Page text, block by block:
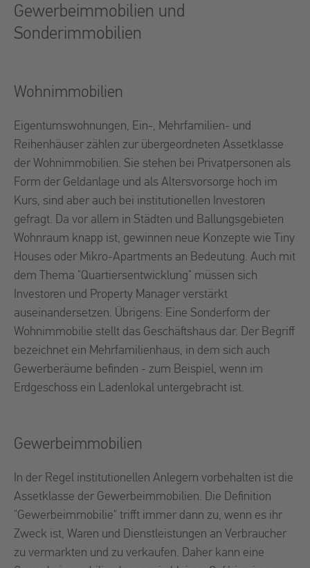
Gewerbeimmobilien und
Sonderimmobilien
Wohnimmobilien
Eigentumswohnungen, Ein-, Mehrfamilien- und
Reihenhäuser zählen zur übergeordneten Assetklasse
der Wohnimmobilien. Sie stehen bei Privatpersonen als
Form der Geldanlage und als Altersvorsorge hoch im
Kurs, sind aber auch bei institutionellen Investoren
gefragt. Da vor allem in Städten und Ballungsgebieten
Wohnraum knapp ist, gewinnen neue Konzepte wie Tiny
Houses oder Mikro-Apartments an Bedeutung. Auch mit
dem Thema "Quartiersentwicklung" müssen sich
Investoren und Property Manager verstärkt
auseinandersetzen. Übrigens: Eine Sonderform der
Wohnimmobilie stellt das Geschäftshaus dar. Der Begriff
bezeichnet ein Mehrfamilienhaus, in dem sich auch
Gewerberäume befinden - zum Beispiel, wenn im
Erdgeschoss ein Ladenlokal untergebracht ist.
Gewerbeimmobilien
In der Regel institutionellen Anlegern vorbehalten ist die
Assetklasse der Gewerbeimmobilien. Die Definition
"Gewerbeimmobilie" trifft immer dann zu, wenn es ihr
Zweck ist, Waren und Dienstleistungen an Verbraucher
zu vermarkten und zu verkaufen. Daher kann eine